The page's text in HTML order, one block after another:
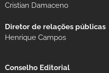
Cristian Damaceno
Diretor de relações públicas
Henrique Campos
Conselho Editorial